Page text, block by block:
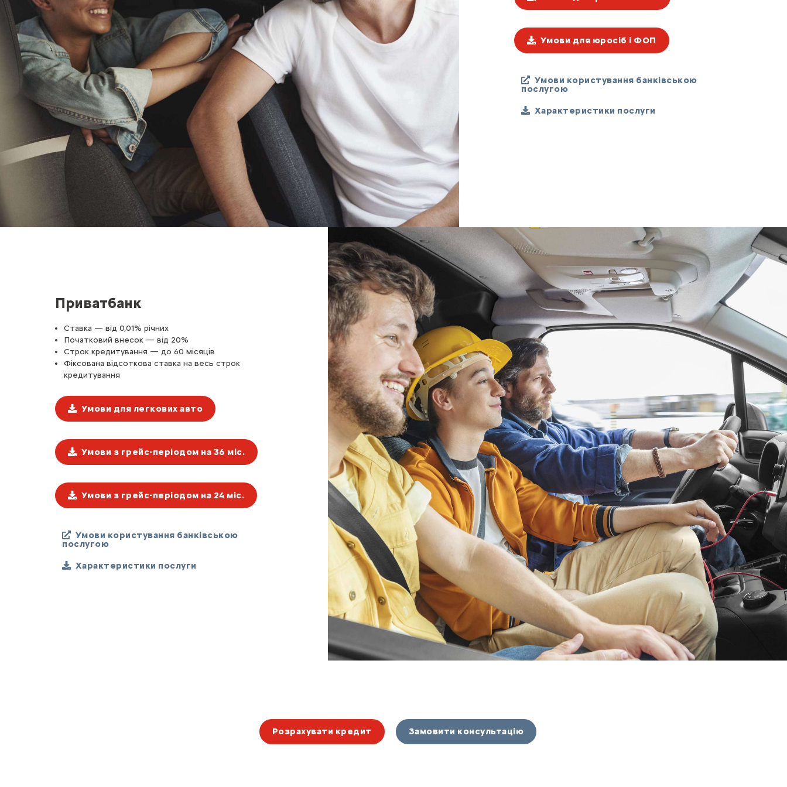
Умови для юросіб і ФОП
Умови користування банківською
послугою
Характеристики послуги
Приватбанк
Ставка — від 0,01% річних
Початковий внесок — від 20%
Строк кредитування — до 60 місяців
Фіксована відсоткова ставка на весь строк
кредитування
Умови для легкових авто
Умови з грейс-періодом на 36 міс.
Умови з грейс-періодом на 24 міс.
Умови користування банківською
послугою
Характеристики послуги
Розрахувати кредит Замовити консультацію